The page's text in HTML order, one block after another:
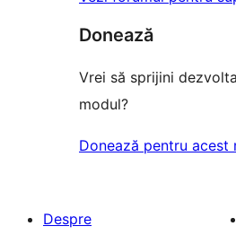
Donează
Vrei să sprijini
modul?
Donează pentru acest
Despre